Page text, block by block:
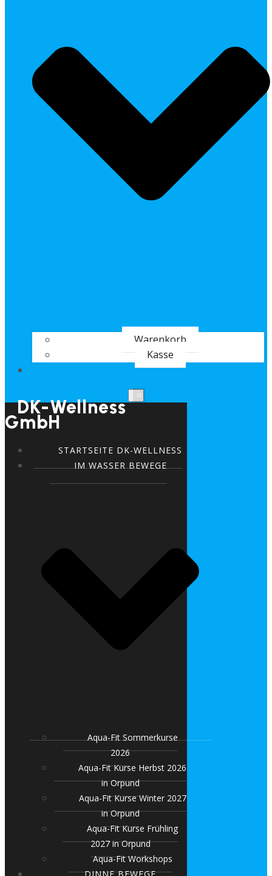
Warenkorb
Kasse
DK-Wellness
GmbH
STARTSEITE DK-WELLNESS
IM WASSER BEWEGE
Aqua-Fit Sommerkurse
2026
Aqua-Fit Kurse Herbst 2026
in Orpund
Aqua-Fit Kurse Winter 2027
in Orpund
Aqua-Fit Kurse Frühling
2027 in Orpund
Aqua-Fit Workshops